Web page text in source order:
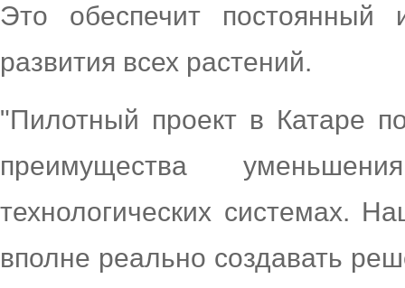
Это обеспечит постоянный
развития всех растений.
"Пилотный проект в Катаре
преимущества
технологических системах.
вполне реально создавать